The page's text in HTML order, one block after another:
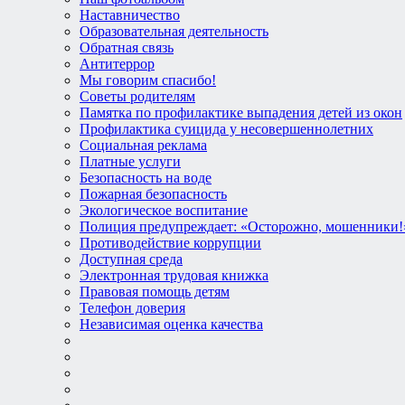
Наставничество
Образовательная деятельность
Обратная связь
Антитеррор
Мы говорим спасибо!
Советы родителям
Памятка по профилактике выпадения детей из окон
Профилактика суицида у несовершеннолетних
Социальная реклама
Платные услуги
Безопасность на воде
Пожарная безопасность
Экологическое воспитание
Полиция предупреждает: «Осторожно,
Противодействие коррупции
Доступная среда
Электронная трудовая книжка
Правовая помощь детям
Телефон доверия
Независимая оценка качества